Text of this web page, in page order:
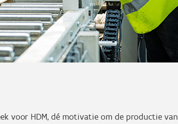
voor HDM, dé motivatie om de productie van